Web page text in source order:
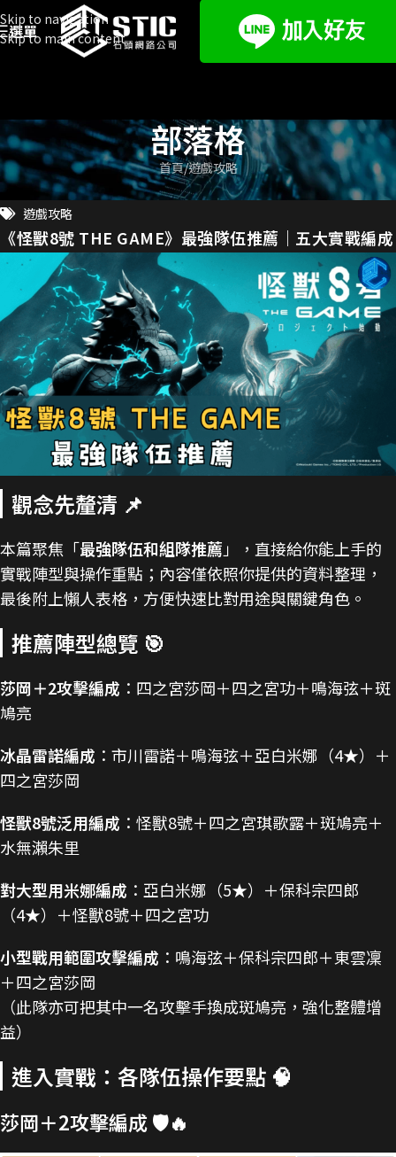
Skip to navigation
Skip to main content
選單
部落格
首頁 遊戲攻略
遊戲攻略
《怪獸8號 THE GAME》最強隊伍推薦｜五大實戰編成
觀念先釐清 📌
本篇聚焦「最強隊伍和組隊推薦」，直接給你能上手的
實戰陣型與操作重點；內容僅依照你提供的資料整理，
最後附上懶人表格，方便快速比對用途與關鍵角色。
推薦陣型總覽 🎯
莎岡＋2攻擊編成 ：四之宮莎岡＋四之宮功＋鳴海弦＋斑
鳩亮
冰晶雷諾編成 ：市川雷諾＋鳴海弦＋亞白米娜（4★）＋
四之宮莎岡
怪獸8號泛用編成 ：怪獸8號＋四之宮琪歌露＋斑鳩亮＋
水無瀨朱里
對大型用米娜編成 ：亞白米娜（5★）＋保科宗四郎
（4★）＋怪獸8號＋四之宮功
小型戰用範圍攻擊編成 ：鳴海弦＋保科宗四郎＋東雲凜
＋四之宮莎岡
（此隊亦可把其中一名攻擊手換成斑鳩亮，強化整體增
益）
進入實戰：各隊伍操作要點 🧠
莎岡＋2攻擊編成 🛡️🔥